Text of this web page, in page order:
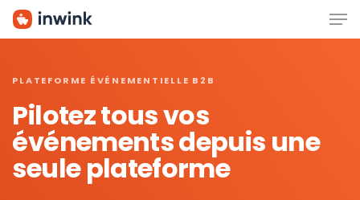
Skip
PLATEFORME ÉVÉNEMENTIELLE B2B
Pilotez tous vos
événements depuis une
seule plateforme